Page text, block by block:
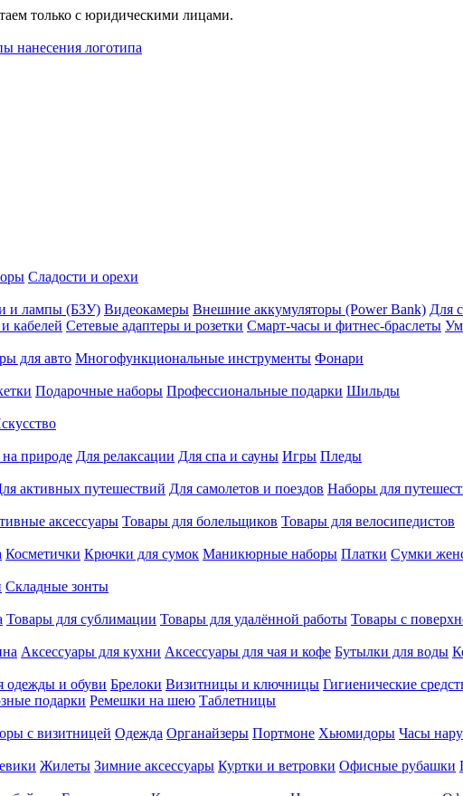
только с юридическими лицами.
нанесения логотипа
Сладости и орехи
и лампы (БЗУ) Видеокамеры Внешние аккумуляторы (Power Bank) Для
кабелей Сетевые адаптеры и розетки Смарт-часы и фитнес-браслеты
для авто Многофункциональные инструменты Фонари
Подарочные наборы Профессиональные подарки Шильды
природе Для релаксации Для спа и сауны Игры Пледы
активных путешествий Для самолетов и поездов Наборы для
аксессуары Товары для болельщиков Товары для велосипедистов
Косметички Крючки для сумок Маникюрные наборы Платки Сумки
Складные зонты
Товары для сублимации Товары для удалённой работы Товары с
Аксессуары для кухни Аксессуары для чая и кофе Бутылки для воды
одежды и обуви Брелоки Визитницы и ключницы Гигиенические
подарки Ремешки на шею Таблетницы
с визитницей Одежда Органайзеры Портмоне Хьюмидоры Часы
Жилеты Зимние аксессуары Куртки и ветровки Офисные рубашки